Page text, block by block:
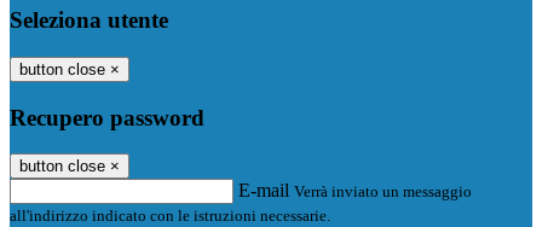
Seleziona utente
button close ×
Recupero password
button close ×
E-mail Verrà inviato un messaggio
all'indirizzo indicato con le istruzioni necessarie.